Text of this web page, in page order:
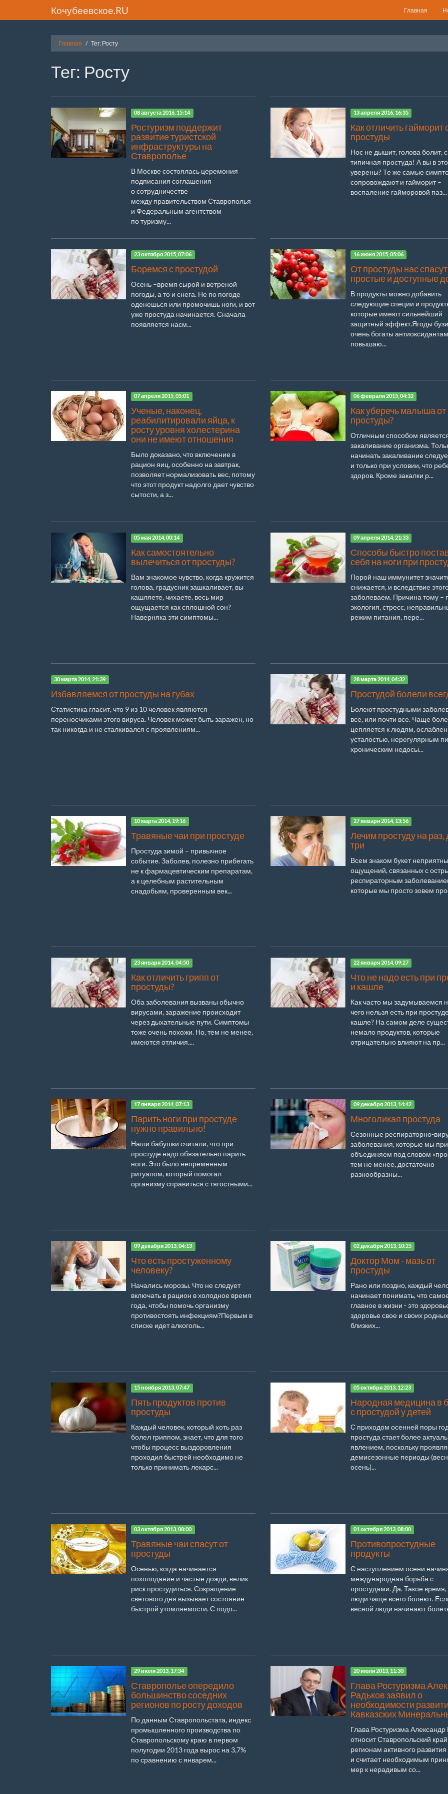
Кочубеевское.RU Главная
Главная Тег: Росту
Тег: Росту
08 августа 2016, 15:14
Ростуризм поддержит
развитие туристской
инфраструктуры на
Ставрополье
В Москве состоялась церемония
подписания соглашения
о сотрудничестве
между правительством Ставрополья
и Федеральным агентством
по туризму...
13 апреля 2016, 16:35
Как отличить гайморит
простуды
Нос не дышит, голова болит,
типичная простуда! А вы в
уверены? Те же самые
сопровождают и гайморит –
воспаление гайморовой паз...
23 октября 2015, 07:06
Боремся с простудой
Осень –время сырой и ветреной
погоды, а то и снега. Не по погоде
оденешься или промочишь ноги, и вот
уже простуда начинается. Сначала
появляется насм...
16 июня 2015, 05:06
От простуды нас спасут
простые и доступные
В продукты можно добавить
следующие специи и
которые имеют сильнейший
защитный эффект.Ягоды
очень богаты
повышаю...
07 апреля 2015, 05:01
Ученые, наконец,
реабилитировали яйца, к
росту уровня холестерина
они не имеют отношения
Было доказано, что включение в
рацион яиц, особенно на завтрак,
позволяет нормализовать вес, потому
что этот продукт надолго дает чувство
сытости, а з...
06 февраля 2015, 04:32
Как уберечь малыша от
простуды?
Отличным способом
закаливание организма.
начинать закаливание
и только при условии, что
здоров. Кроме закалки р...
05 мая 2014, 00:14
Как самостоятельно
вылечиться от простуды?
Вам знакомое чувство, когда кружится
голова, градусник зашкаливает, вы
кашляете, чихаете, весь мир
ощущается как сплошной сон?
Наверняка эти симптомы...
09 апреля 2014, 21:33
Способы быстро
себя на ноги при
Порой наш иммунитет
снижается, и вследствие
заболеваем. Причина тому –
экология, стресс,
режим питания, пере...
30 марта 2014, 21:39
Избавляемся от простуды на губах
Статистика гласит, что 9 из 10 человек являются
переносчиками этого вируса. Человек может быть заражен, но
так никогда и не сталкивался с проявлениям...
28 марта 2014, 04:32
Простудой болели
Болеют простудными
все, или почти все. Чаще
цепляется к людям,
усталостью, нерегулярным
хроническим недосы...
10 марта 2014, 19:16
Травяные чаи при простуде
Простуда зимой – привычное
событие. Заболев, полезно прибегать
не к фармацевтическим препаратам,
а к целебным растительным
снадобьям, проверенным век...
27 января 2014, 13:56
Лечим простуду на раз,
три
Всем знаком букет
ощущений, связанных с
респираторным
которые мы просто зовем
23 января 2014, 04:50
Как отличить грипп от
простуды?
Оба заболевания вызваны обычно
вирусами, заражение происходит
через дыхательные пути. Симптомы
тоже очень похожи. Но, тем не менее,
имеются отличия....
22 января 2014, 09:27
Что не надо есть при
и кашле
Как часто мы задумываемся
чего нельзя есть при
кашле? На самом деле
немало продуктов, которые
отрицательно влияют на пр...
17 января 2014, 07:13
Парить ноги при простуде
нужно правильно!
Наши бабушки считали, что при
простуде надо обязательно парить
ноги. Это было непременным
ритуалом, который помогал
организму справиться с тягостными...
09 декабря 2013, 14:42
Многоликая простуда
Сезонные респираторно-
заболевания, которые мы
объединяем под словом
тем не менее, достаточно
разнообразны...
09 декабря 2013, 04:13
Что есть простуженному
человеку?
Начались морозы. Что не следует
включать в рацион в холодное время
года, чтобы помочь организму
противостоять инфекциям?Первым в
списке идет алкоголь...
02 декабря 2013, 10:25
Доктор Мом - мазь от
простуды
Рано или поздно, каждый
начинает понимать, что
главное в жизни - это
здоровье свое и своих
близких...
15 ноября 2013, 07:47
Пять продуктов против
простуды
Каждый человек, который хоть раз
болел гриппом, знает, что для того
чтобы процесс выздоровления
проходил быстрей необходимо не
только принимать лекарс...
05 октября 2013, 12:23
Народная медицина в
с простудой у детей
С приходом осенней поры
простуда стает более
явлением, поскольку
демисезонные периоды
осень)...
03 октября 2013, 08:00
Травяные чаи спасут от
простуды
Осенью, когда начинается
похолодание и частые дожди, велик
риск простудиться. Сокращение
светового дня вызывает состояние
быстрой утомляемости. С подо...
01 октября 2013, 08:00
Противопростудные
продукты
С наступлением осени
международная борьба с
простудами. Да. Такое время,
люди чаще всего болеют.
весной люди начинают
29 июля 2013, 17:34
Ставрополье опередило
большинство соседних
регионов по росту доходов
По данным Ставропольстата, индекс
промышленного производства по
Ставропольскому краю в первом
полугодии 2013 года вырос на 3,7%
по сравнению с январем...
20 июля 2013, 11:30
Глава Ростуризма
Радьков заявил о
необходимости
Кавказских
Глава Ростуризма Александр
относит Ставропольский край
регионам активного
и считает необходимым
мер к нерадивым со...